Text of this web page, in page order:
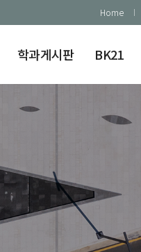
Home
학과게시판 BK21